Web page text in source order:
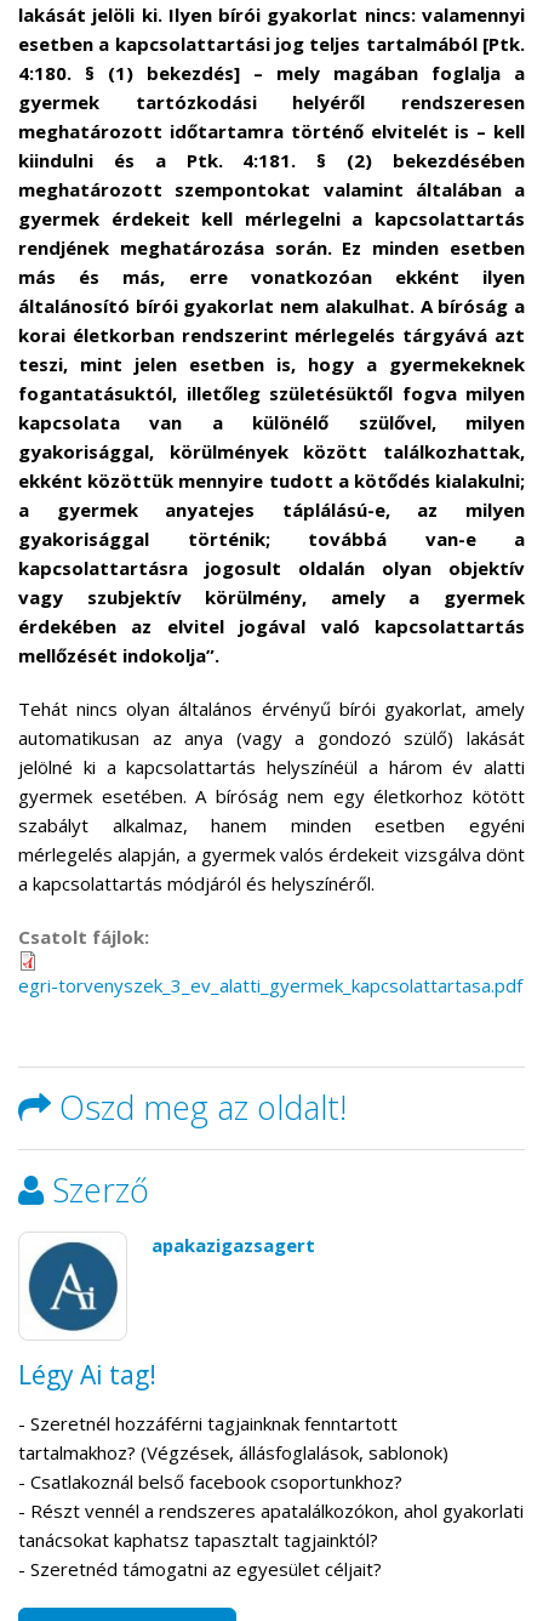
lakását jelöli ki. Ilyen bírói gyakorlat nincs: valamennyi
esetben a kapcsolattartási jog teljes tartalmából [Ptk.
4:180. § (1) bekezdés] – mely magában foglalja a
gyermek tartózkodási helyéről rendszeresen
meghatározott időtartamra történő elvitelét is – kell
kiindulni és a Ptk. 4:181. § (2) bekezdésében
meghatározott szempontokat valamint általában a
gyermek érdekeit kell mérlegelni a kapcsolattartás
rendjének meghatározása során. Ez minden esetben
más és más, erre vonatkozóan ekként ilyen
általánosító bírói gyakorlat nem alakulhat. A bíróság a
korai életkorban rendszerint mérlegelés tárgyává azt
teszi, mint jelen esetben is, hogy a gyermekeknek
fogantatásuktól, illetőleg születésüktől fogva milyen
kapcsolata van a különélő szülővel, milyen
gyakorisággal, körülmények között találkozhattak,
ekként közöttük mennyire tudott a kötődés kialakulni;
a gyermek anyatejes táplálású-e, az milyen
gyakorisággal történik; továbbá van-e a
kapcsolattartásra jogosult oldalán olyan objektív
vagy szubjektív körülmény, amely a gyermek
érdekében az elvitel jogával való kapcsolattartás
mellőzését indokolja”.
Tehát nincs olyan általános érvényű bírói gyakorlat, amely
automatikusan az anya (vagy a gondozó szülő) lakását
jelölné ki a kapcsolattartás helyszínéül a három év alatti
gyermek esetében. A bíróság nem egy életkorhoz kötött
szabályt alkalmaz, hanem minden esetben egyéni
mérlegelés alapján, a gyermek valós érdekeit vizsgálva dönt
a kapcsolattartás módjáról és helyszínéről.
Csatolt fájlok:
egri-torvenyszek_3_ev_alatti_gyermek_kapcsolattartasa.pdf
Oszd meg az oldalt!
Szerző
apakazigazsagert
Légy Ai tag!
- Szeretnél hozzáférni tagjainknak fenntartott
tartalmakhoz? (Végzések, állásfoglalások, sablonok)
- Csatlakoznál belső facebook csoportunkhoz?
- Részt vennél a rendszeres apatalálkozókon, ahol gyakorlati
tanácsokat kaphatsz tapasztalt tagjainktól?
- Szeretnéd támogatni az egyesület céljait?